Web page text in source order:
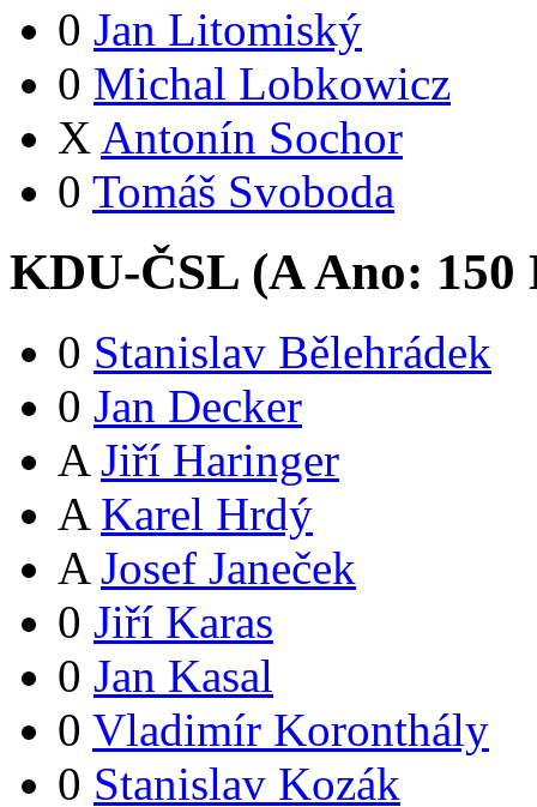
0 Jan Litomiský
0 Michal Lobkowicz
X Antonín Sochor
0 Tomáš Svoboda
KDU-ČSL (AAno: 150
0 Stanislav Bělehrádek
0 Jan Decker
A Jiří Haringer
A Karel Hrdý
A Josef Janeček
0 Jiří Karas
0 Jan Kasal
0 Vladimír Koronthály
0 Stanislav Kozák